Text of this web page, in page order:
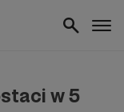
w 5